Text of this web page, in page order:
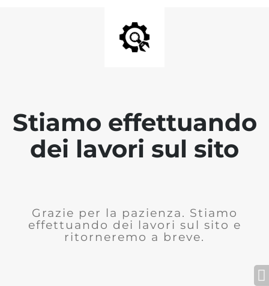
Stiamo effettuando
dei lavori sul sito
Grazie per la pazienza. Stiamo
effettuando dei lavori sul sito e
ritorneremo a breve.